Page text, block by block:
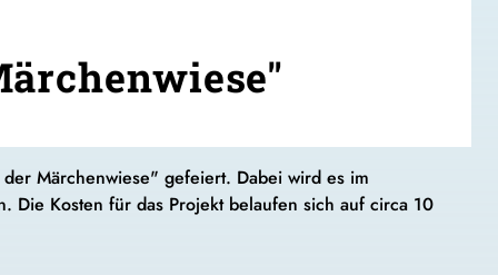
Märchenwiese" gefeiert. Dabei wird es im
Die Kosten für das Projekt belaufen sich auf circa 10